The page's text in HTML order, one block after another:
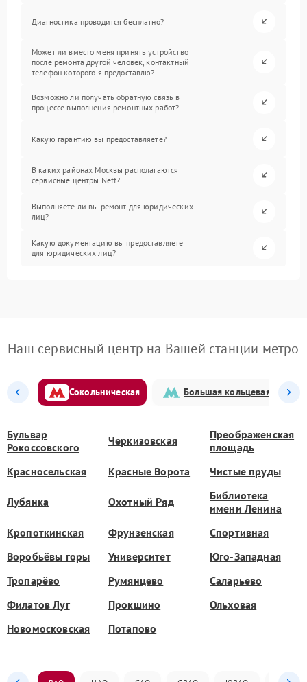
Диагностика проводится бесплатно?
Может ли вместо меня принять устройство
после ремонта другой человек, контактный
телефон которого я предоставлю?
Возможно ли получать обратную связь в
процессе выполнения ремонтных работ?
Какую гарантию вы предоставляете?
В каких районах Москвы располагаются
сервисные центры Neff?
Выполняете ли вы ремонт для юридических
лиц?
Какую документацию вы предоставляете
для юридических лиц?
Наш сервисный центр на Вашей станции метро
Сокольническая Большая кольцевая
Бульвар
Рокоссовского
Черкизовская
Преображенская
площадь
Красносельская
Красные Ворота Чистые пруды
Лубянка Охотный Ряд
Библиотека
имени Ленина
Кропоткинская
Фрунзенская
Спортивная
Воробьёвы горы
Университет
Юго-Западная
Тропарёво
Румянцево
Саларьево
Филатов Луг
Прокшино
Ольховая
Новомосковская
Потапово